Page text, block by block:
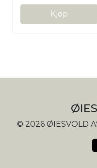
Kjøp
© 2026 ØIESVOLD